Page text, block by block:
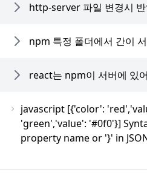
http-server 파일 변경시 반
npm 특정 폴더에서 간이
react는 npm이 서버에 있
javascript [{'color':
'green','value': '#0f0'}]
property name or '}' in